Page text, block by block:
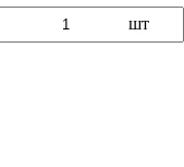
шт